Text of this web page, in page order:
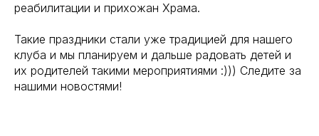
реабилитации и прихожан Храма.
Такие праздники стали уже традицией для нашего
клуба и мы планируем и дальше радовать детей и
их родителей такими мероприятиями :))) Следите за
нашими новостями!